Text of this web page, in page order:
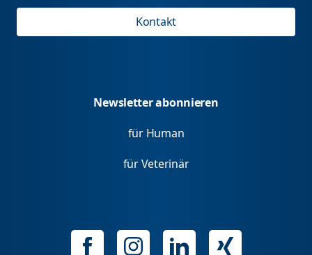
Kontakt
Newsletter abonnieren
für Human
für Veterinär